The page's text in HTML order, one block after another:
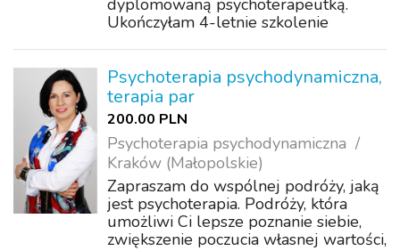
dyplomowaną psychoterapeutką.
Ukończyłam 4-letnie szkolenie
Medicum oraz Psychologię Stosowaną
na Uniwersytecie Jagiello...
Psychoterapia psychodynamiczna,
terapia par
200.00 PLN
Psychoterapia psychodynamiczna
Kraków (Małopolskie)
Zapraszam do wspólnej podróży, jaką
jest psychoterapia. Podróży, która
umożliwi Ci lepsze poznanie siebie,
zwiększenie poczucia własnej wartości,